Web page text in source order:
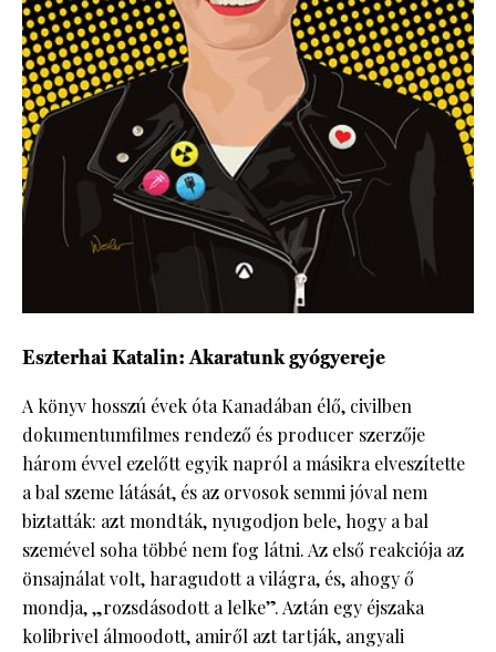
Eszterhai Katalin: Akaratunk gyógyereje
A könyv hosszú évek óta Kanadában élő, civilben
dokumentumfilmes rendező és producer szerzője
három évvel ezelőtt egyik napról a másikra elveszítette
a bal szeme látását, és az orvosok semmi jóval nem
biztatták: azt mondták, nyugodjon bele, hogy a bal
szemével soha többé nem fog látni. Az első reakciója az
önsajnálat volt, haragudott a világra, és, ahogy ő
mondja, „rozsdásodott a lelke”. Aztán egy éjszaka
kolibrivel álmoodott, amiről azt tartják, angyali